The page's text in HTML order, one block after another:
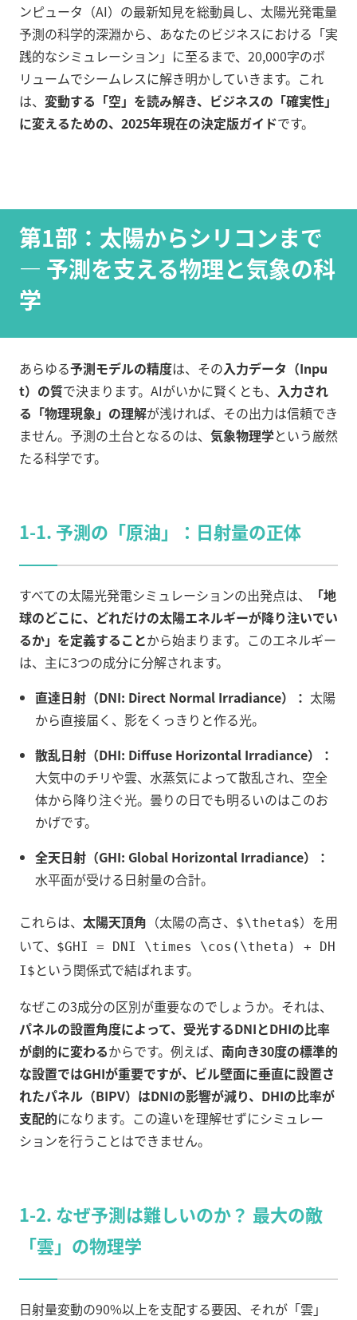
ンピュータ（AI）の最新知見を総動員し、太陽光発電量
予測の科学的深淵から、あなたのビジネスにおける「実
践的なシミュレーション」に至るまで、20,000字のボ
リュームでシームレスに解き明かしていきます。これ
は、 変動する「空」を読み解き、ビジネスの「確実性」
に変えるための、2025年現在の決定版ガイドです。
第1部：太陽からシリコンまで
— 予測を支える物理と気象の科
学
あらゆる予測モデルの精度は、その入力データ（Inpu
t）の質で決まります。AIがいかに賢くとも、 入力され
る「物理現象」の理解が浅ければ、その出力は信頼でき
ません。予測の土台となるのは、 気象物理学という厳然
たる科学です。
1-1. 予測の「原油」：日射量の正体
すべての太陽光発電シミュレーションの出発点は、
「地
球のどこに、どれだけの太陽エネルギーが降り注いでい
るか」を定義することから始まります。このエネルギー
は、主に3つの成分に分解されます。
直達日射（DNI: Direct Normal Irradiance）： 太陽
から直接届く、影をくっきりと作る光。
散乱日射（DHI: Diffuse Horizontal Irradiance）：
大気中のチリや雲、水蒸気によって散乱され、空全
体から降り注ぐ光。曇りの日でも明るいのはこのお
かげです。
全天日射（GHI: Global Horizontal Irradiance）：
水平面が受ける日射量の合計。
これらは、 太陽天頂角 （太陽の高さ、 $\theta$）を用
いて、
$GHI = DNI \times \cos(\theta) + DH
I$ という関係式で結ばれます。
なぜこの3成分の区別が重要なのでしょうか。それは、
パネルの設置角度によって、受光するDNIとDHIの比率
が劇的に変わるからです。例えば、 南向き30度の標準的
な設置ではGHIが重要ですが、ビル壁面に垂直に設置さ
れたパネル（BIPV）はDNIの影響が減り、DHIの比率が
支配的になります。この違いを理解せずにシミュレー
ションを行うことはできません。
1-2. なぜ予測は難しいのか？ 最大の敵
「雲」の物理学
日射量変動の90%以上を支配する要因、それが「雲」